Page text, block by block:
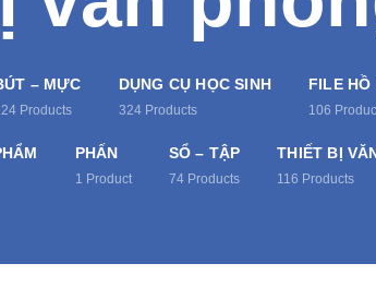
– MỰC
Products
DỤNG CỤ HỌC SINH
324 Products
FILE HỒ
106
PHẤN
1 Product
SỔ – TẬP
74 Products
THIẾT BỊ
116 Products